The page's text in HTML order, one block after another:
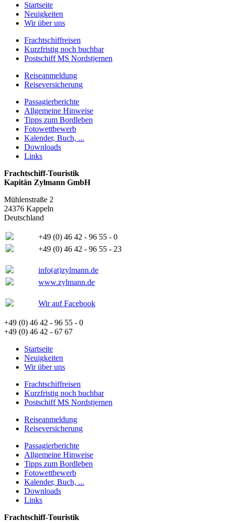
Startseite
Neuigkeiten
Wir über uns
Frachtschiffreisen
Kurzfristig noch buchbar
Postschiff MS Nordstjernen
Reiseanmeldung
Reiseversicherung
Passagierberichte
Allgemeine Hinweise
Tipps zum Bordleben
Fotowettbewerb
Kalender, Buch, ...
Downloads
Links
Frachtschiff-Touristik
Kapitän Zylmann GmbH
Mühlenstraße 2
24376 Kappeln
Deutschland
+49 (0) 46 42 - 96 55 - 0
+49 (0) 46 42 - 96 55 - 23
info(at)zylmann.de
www.zylmann.de
Wir auf Facebook
+49 (0) 46 42 - 96 55 - 0
+49 (0) 46 42 - 67 67
Startseite
Neuigkeiten
Wir über uns
Frachtschiffreisen
Kurzfristig noch buchbar
Postschiff MS Nordstjernen
Reiseanmeldung
Reiseversicherung
Passagierberichte
Allgemeine Hinweise
Tipps zum Bordleben
Fotowettbewerb
Kalender, Buch, ...
Downloads
Links
Frachtschiff-Touristik